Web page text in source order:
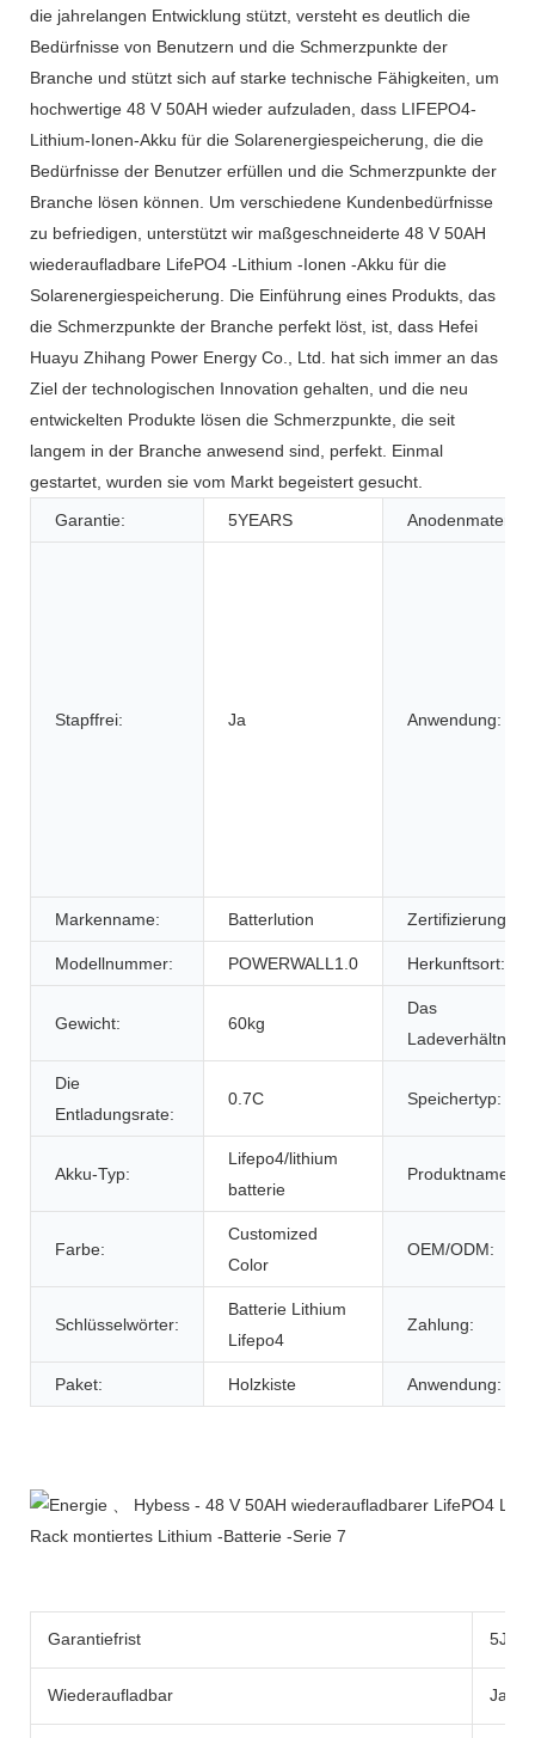
die jahrelangen Entwicklung stützt, versteht es deutlich die
Bedürfnisse von Benutzern und die Schmerzpunkte der
Branche und stützt sich auf starke technische Fähigkeiten, um
hochwertige 48 V 50AH wieder aufzuladen, dass LIFEPO4-
Lithium-Ionen-Akku für die Solarenergiespeicherung, die die
Bedürfnisse der Benutzer erfüllen und die Schmerzpunkte der
Branche lösen können. Um verschiedene Kundenbedürfnisse
zu befriedigen, unterstützt wir maßgeschneiderte 48 V 50AH
wiederaufladbare LifePO4 -Lithium -Ionen -Akku für die
Solarenergiespeicherung. Die Einführung eines Produkts, das
die Schmerzpunkte der Branche perfekt löst, ist, dass Hefei
Huayu Zhihang Power Energy Co., Ltd. hat sich immer an das
Ziel der technologischen Innovation gehalten, und die neu
entwickelten Produkte lösen die Schmerzpunkte, die seit
langem in der Branche anwesend sind, perfekt. Einmal
gestartet, wurden sie vom Markt begeistert gesucht.
Garantie:
5YEARS Anodenmaterial:
Stapffrei: Ja Anwendung:
Markenname: Batterlution Zertifizierung:
Modellnummer: POWERWALL1.0 Herkunftsort:
Gewicht: 60kg
Das
Ladeverhältnis:
Die
Entladungsrate:
0.7C Speichertyp:
Akku-Typ:
Lifepo4/lithium
batterie
Produktname:
Farbe:
Customized
Color
OEM/ODM:
Schlüsselwörter:
Batterie Lithium
Lifepo4
Zahlung:
Paket: Holzkiste Anwendung:
Garantiefrist
Wiederaufladbar Ja